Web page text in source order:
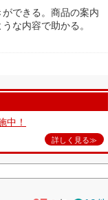
できる。商品の案内
な内容で助かる。
中！
詳しく見る≫